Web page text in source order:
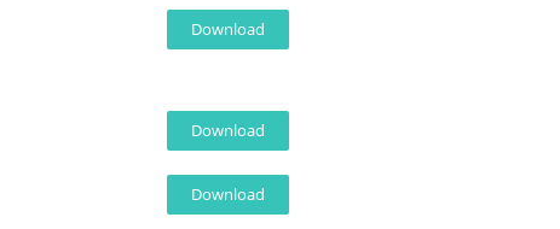
Download
Download
Download